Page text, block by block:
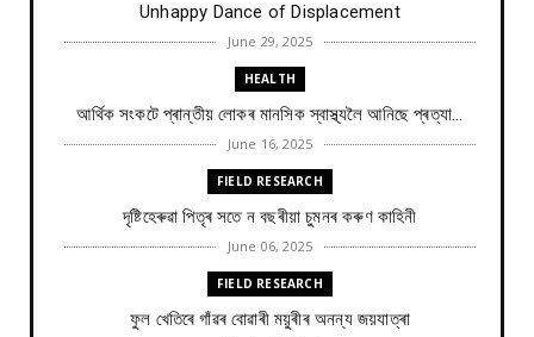
Unhappy Dance of Displacement
June 29, 2025
HEALTH
আৰ্থিক সংকটে প্ৰান্তীয় লোকৰ মানসিক স্বাস্থ্যলৈ আনিছে প্ৰত্যা...
June 16, 2025
FIELD RESEARCH
দৃষ্টিহেৰুৱা পিতৃৰ সতে ন বছৰীয়া চুমনৰ কৰুণ কাহিনী
June 06, 2025
FIELD RESEARCH
ফুল খেতিৰে গাঁৱৰ বোৱাৰী ময়ুৰীৰ অনন্য জয়যাত্ৰা